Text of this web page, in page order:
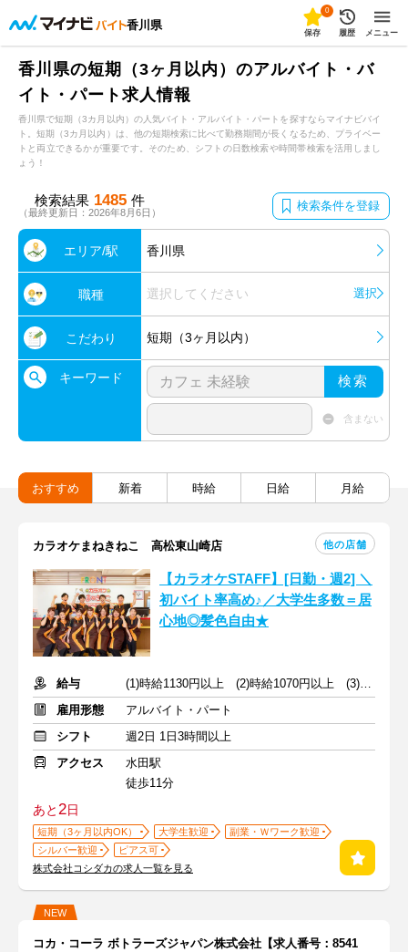
香川県
0
保存 履歴 メニュー
香川県の短期（3ヶ月以内）のアルバイト・バ
イト・パート求人情報
香川県で短期（3カ月以内）の人気バイト・アルバイト・パートを探すならマイナビバイ
ト。短期（3カ月以内）は、他の短期検索に比べて勤務期間が長くなるため、プライベー
トと両立できるかが重要です。そのため、シフトの日数検索や時間帯検索を活用しまし
ょう！
検索結果 1485 件
（最終更新日：2026年8月6日） 検索条件を登録
エリア/駅 香川県
職種 選択してください 選択
こだわり 短期（3ヶ月以内）
キーワード 検索
含まない
おすすめ 新着 時給 日給 月給
カラオケまねきねこ 高松東山崎店 他の店舗
【カラオケSTAFF】[日勤・週2] ＼
初バイト率高め♪／大学生多数＝居
心地◎髪色自由★
給与
(1)時給1130円以上 (2)時給1070円以上 (3)時給1080円以上
雇用形態
アルバイト・パート
シフト
週2日 1日3時間以上
アクセス
水田駅
徒歩11分
あと2日
短期（3ヶ月以内OK） 大学生歓迎
副業・Ｗワーク歓迎
シルバー歓迎
ピアス可
株式会社コシダカの求人一覧を見る
NEW
コカ・コーラ ボトラーズジャパン株式会社【求人番号：8541